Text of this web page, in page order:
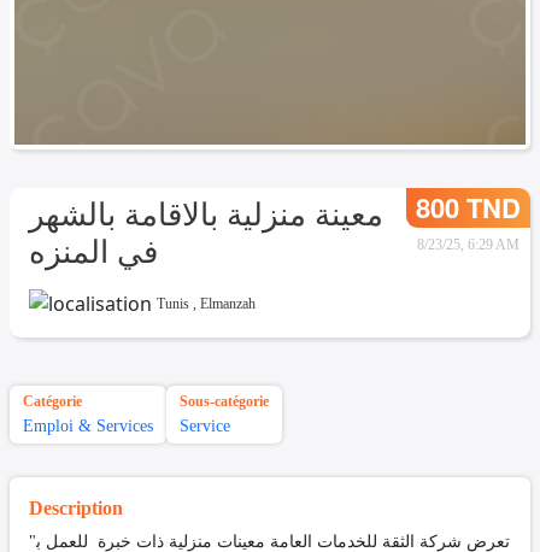
معينة منزلية بالاقامة بالشهر
في المنزه
800 TND
8/23/25, 6:29 AM
Tunis , Elmanzah
Catégorie
Emploi & Services
Sous-catégorie
Service
Description
"تعرض شركة الثقة للخدمات العامة معينات منزلية ذات خبرة للعمل ب